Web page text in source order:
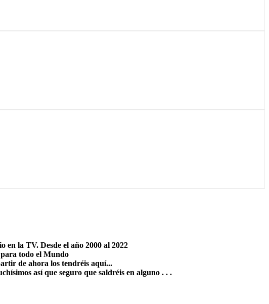
en la TV. Desde el año 2000 al 2022
todo el Mundo
de ahora los tendréis aquí...
así que seguro que saldréis en alguno . . .